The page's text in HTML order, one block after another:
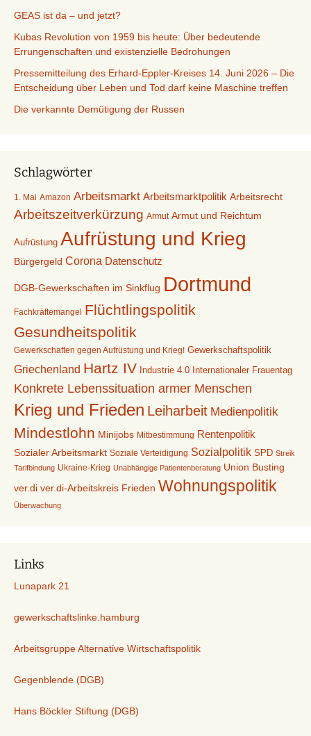
GEAS ist da – und jetzt?
Kubas Revolution von 1959 bis heute: Über bedeutende
Errungenschaften und existenzielle Bedrohungen
Pressemitteilung des Erhard-Eppler-Kreises 14. Juni 2026 – Die
Entscheidung über Leben und Tod darf keine Maschine treffen
Die verkannte Demütigung der Russen
Schlagwörter
1. Mai Amazon Arbeitsmarkt Arbeitsmarktpolitik Arbeitsrecht
Arbeitszeitverkürzung Armut Armut und Reichtum
Aufrüstung Aufrüstung und Krieg
Bürgergeld Corona Datenschutz
DGB-Gewerkschaften im Sinkflug Dortmund
Fachkräftemangel Flüchtlingspolitik
Gesundheitspolitik
Gewerkschaften gegen Aufrüstung und Krieg! Gewerkschaftspolitik
Griechenland Hartz IV Industrie 4.0 Internationaler Frauentag
Konkrete Lebenssituation armer Menschen
Krieg und Frieden Leiharbeit Medienpolitik
Mindestlohn Minijobs Mitbestimmung Rentenpolitik
Sozialer Arbeitsmarkt Soziale Verteidigung Sozialpolitik SPD Streik
Tarifbindung Ukraine-Krieg Unabhängige Patientenberatung Union Busting
ver.di ver.di-Arbeitskreis Frieden Wohnungspolitik
Überwachung
Links
Lunapark 21
gewerkschaftslinke.hamburg
Arbeitsgruppe Alternative Wirtschaftspolitik
Gegenblende (DGB)
Hans Böckler Stiftung (DGB)